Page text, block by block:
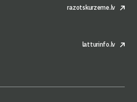
razotskurzeme.lv
latturinfo.lv